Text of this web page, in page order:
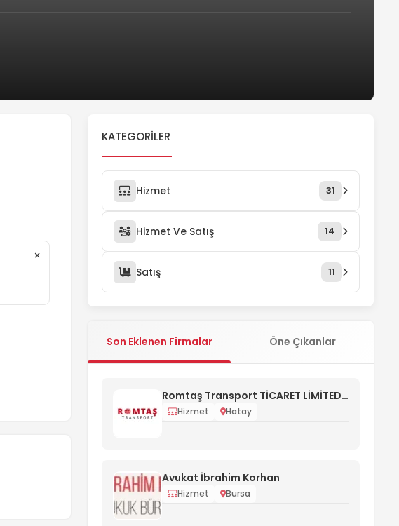
×
KATEGORILER
Hizmet 31
Hizmet Ve Satış 14
Satış 11
Son Eklenen Firmalar Öne Çıkanlar
Romtaş Transport TİCARET LİMİTED ŞİRKETİ
Hizmet Hatay
Avukat İbrahim Korhan
Hizmet Bursa